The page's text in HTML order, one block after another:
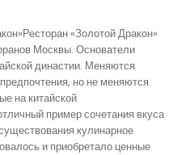
«Золотой Дракон»
Москвы. Основатели
династии. Меняются
но не меняются
на китайской
пример сочетания вкуса
кулинарное
и приобретало ценные